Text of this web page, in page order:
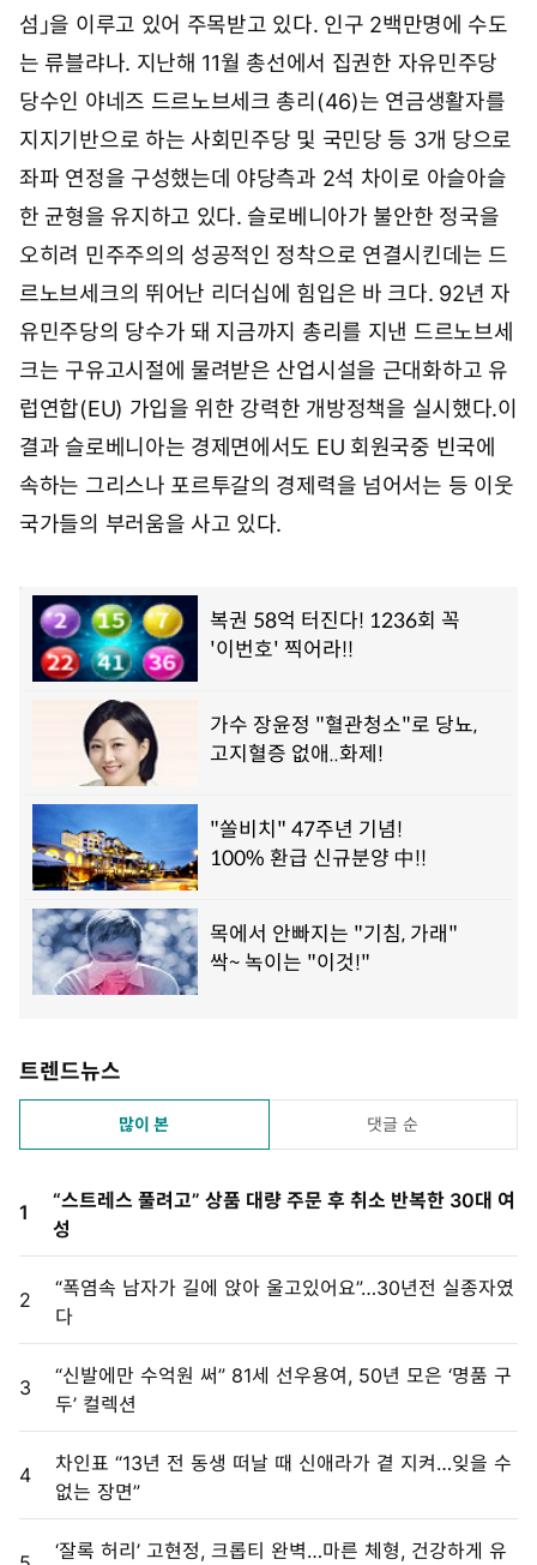
섬」을 이루고 있어 주목받고 있다. 인구 2백만명에 수도
는 류블랴나. 지난해 11월 총선에서 집권한 자유민주당
당수인 야네즈 드르노브세크 총리(46)는 연금생활자를
지지기반으로 하는 사회민주당 및 국민당 등 3개 당으로
좌파 연정을 구성했는데 야당측과 2석 차이로 아슬아슬
한 균형을 유지하고 있다. 슬로베니아가 불안한 정국을
오히려 민주주의의 성공적인 정착으로 연결시킨데는 드
르노브세크의 뛰어난 리더십에 힘입은 바 크다. 92년 자
유민주당의 당수가 돼 지금까지 총리를 지낸 드르노브세
크는 구유고시절에 물려받은 산업시설을 근대화하고 유
럽연합(EU) 가입을 위한 강력한 개방정책을 실시했다.이
결과 슬로베니아는 경제면에서도 EU 회원국중 빈국에
속하는 그리스나 포르투갈의 경제력을 넘어서는 등 이웃
국가들의 부러움을 사고 있다.
트렌드뉴스
많이 본 댓글 순
1
“스트레스 풀려고” 상품 대량 주문 후 취소 반복한 30대 여
성
2
“폭염속 남자가 길에 앉아 울고있어요”…30년전 실종자였
다
3
“신발에만 수억원 써” 81세 선우용여, 50년 모은 ‘명품 구
두’ 컬렉션
4
차인표 “13년 전 동생 떠날 때 신애라가 곁 지켜…잊을 수
없는 장면”
‘잘록 허리’ 고현정, 크롭티 완벽…마른 체형, 건강하게 유